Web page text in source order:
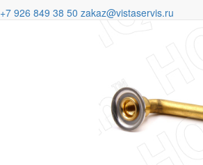
+7 926 849 38 50 zakaz@vistaservis.ru